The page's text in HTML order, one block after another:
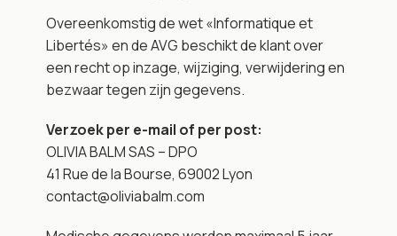
Overeenkomstig de wet «Informatique et
Libertés» en de AVG beschikt de klant over
een recht op inzage, wijziging, verwijdering en
bezwaar tegen zijn gegevens.
Verzoek per e-mail of per post:
OLIVIA BALM SAS – DPO
41 Rue de la Bourse, 69002 Lyon
contact@oliviabalm.com